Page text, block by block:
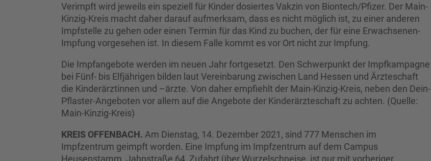
Verimpft wird jeweils ein speziell für Kinder dosiertes Vakzin von Biontech/Pfizer. Der Main-
Kinzig-Kreis macht daher darauf aufmerksam, dass es nicht möglich ist, zu einer anderen
Impfstelle zu gehen oder einen Termin für das Kind zu buchen, der für eine Erwachsenen-
Impfung vorgesehen ist. In diesem Falle kommt es vor Ort nicht zur Impfung.
Die Impfangebote werden im neuen Jahr fortgesetzt. Den Schwerpunkt der Impfkampagne
bei Fünf- bis Elfjährigen bilden laut Vereinbarung zwischen Land Hessen und Ärzteschaft
die Kinderärztinnen und –ärzte. Von daher empfiehlt der Main-Kinzig-Kreis, neben den Dein-
Pflaster-Angeboten vor allem auf die Angebote der Kinderärzteschaft zu achten. (Quelle:
Main-Kinzig-Kreis)
KREIS OFFENBACH. Am Dienstag, 14. Dezember 2021, sind 777 Menschen im
Impfzentrum geimpft worden. Eine Impfung im Impfzentrum auf dem Campus
Heusenstamm, Jahnstraße 64 ,Zufahrt über Wurzelschneise, ist nur mit vorheriger